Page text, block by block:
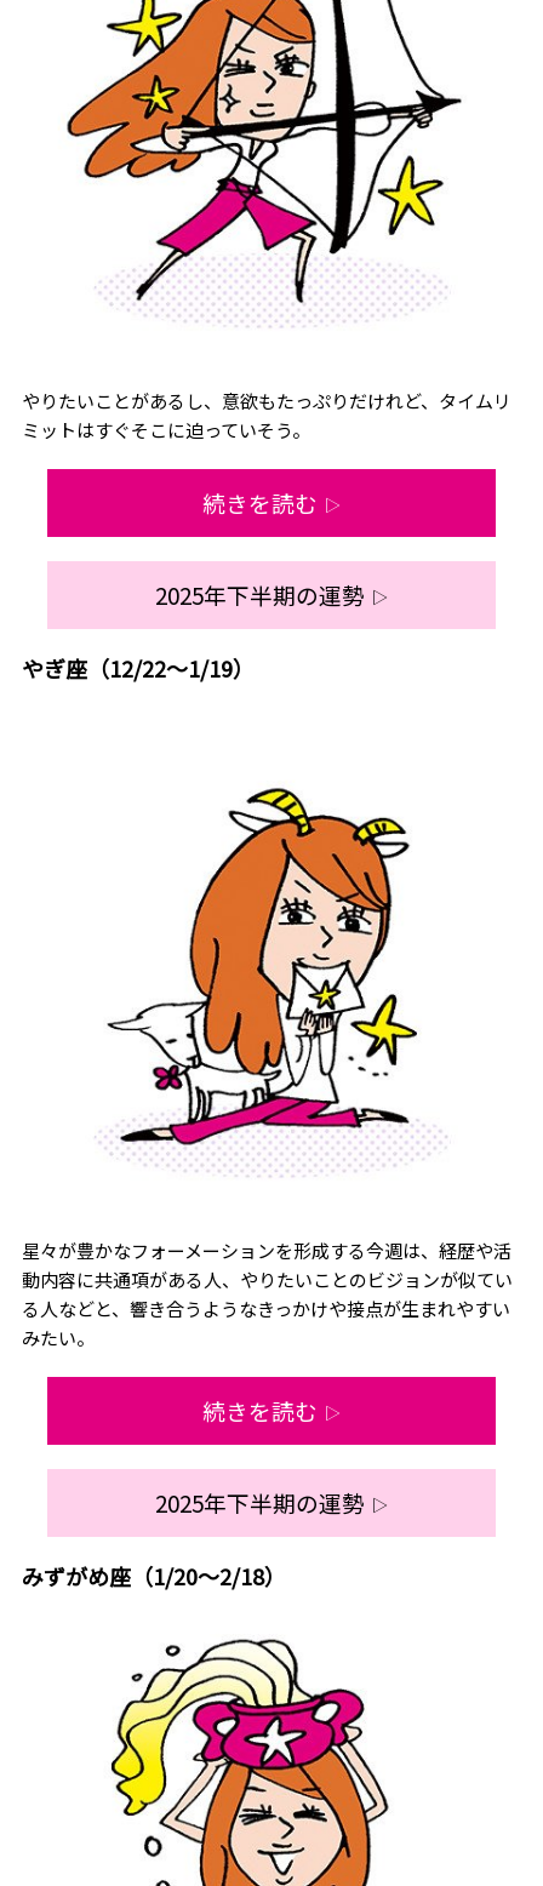
やりたいことがあるし、意欲もたっぷりだけれど、タイムリ
ミットはすぐそこに迫っていそう。
続きを読む ▷
2025年下半期の運勢 ▷
やぎ座（12/22～1/19）
星々が豊かなフォーメーションを形成する今週は、経歴や活
動内容に共通項がある人、やりたいことのビジョンが似てい
る人などと、響き合うようなきっかけや接点が生まれやすい
みたい。
続きを読む ▷
2025年下半期の運勢 ▷
みずがめ座（1/20～2/18）